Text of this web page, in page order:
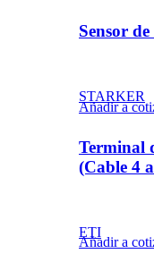
Sensor
STARKER
Añadir a
Terminal
(Cable 4
ETI
Añadir a